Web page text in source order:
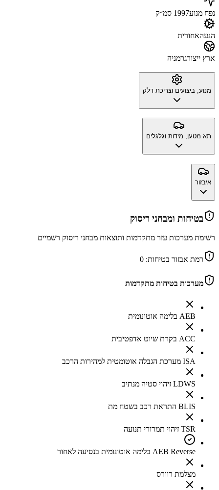
נפח מנוע1997 סמ״ק
הנעהאחורית
ארץ ייצורגרמניה
מנוע, ביצועים וצריכת דלק
תא מטען, מידות וגלגלים
איבזור
בטיחות ומבחני ריסוק
רשימת מערכות עזר מתקדמות ותוצאות מבחני ריסוק רשמיים
רמת אבזור בטיחות: 0
מערכות בטיחות מתקדמות
AEB בלימה אוטונומית
ACC בקרת שיוט אדפטיבית
ISA מערכת הגבלה אוטומטית למהירות הרכב
LDWS זיהוי סטיה מנתיב
BLIS התראת רכב בשטח מת
TSR זיהוי תמרורי תנועה
AEB Reverse בלימה אוטונומית בנסיעה לאחור
מצלמת רוורס